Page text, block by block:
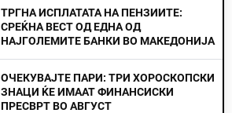
ТРГНА ИСПЛАТАТА НА ПЕНЗИИТЕ:
СРЕЌНА ВЕСТ ОД ЕДНА ОД
НАЈГОЛЕМИТЕ БАНКИ ВО МАКЕДОНИЈА
ОЧЕКУВАЈТЕ ПАРИ: ТРИ ХОРОСКОПСКИ
ЗНАЦИ ЌЕ ИМААТ ФИНАНСИСКИ
ПРЕСВРТ ВО АВГУСТ